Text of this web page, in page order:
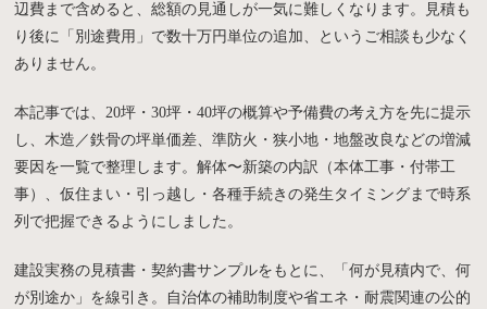
辺費まで含めると、総額の見通しが一気に難しくなります。見積も
り後に「別途費用」で数十万円単位の追加、というご相談も少なく
ありません。
本記事では、20坪・30坪・40坪の概算や予備費の考え方を先に提示
し、木造／鉄骨の坪単価差、準防火・狭小地・地盤改良などの増減
要因を一覧で整理します。解体〜新築の内訳（本体工事・付帯工
事）、仮住まい・引っ越し・各種手続きの発生タイミングまで時系
列で把握できるようにしました。
建設実務の見積書・契約書サンプルをもとに、「何が見積内で、何
が別途か」を線引き。自治体の補助制度や省エネ・耐震関連の公的